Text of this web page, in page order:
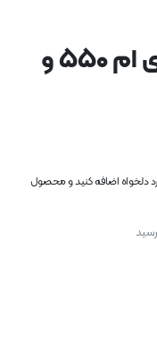
واشر منیفولد دود ام وی ام ۵۵۰ و
دلخواه اضافه کنید و محصول